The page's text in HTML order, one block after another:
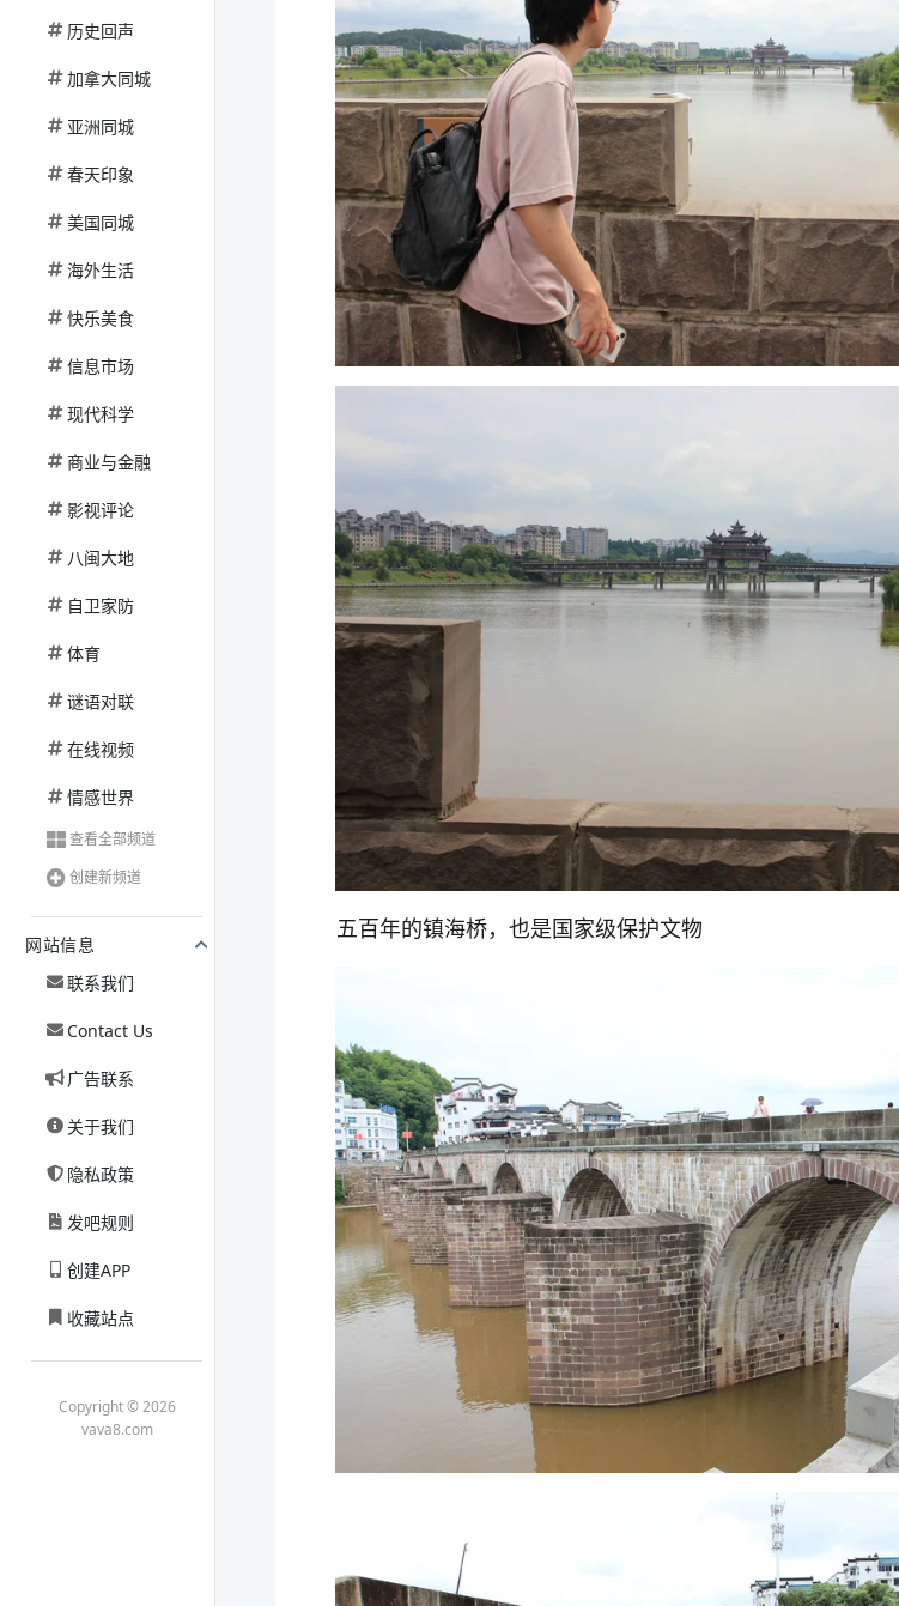
历史回声
加拿大同城
亚洲同城
春天印象
美国同城
海外生活
快乐美食
信息市场
现代科学
商业与金融
影视评论
八闽大地
自卫家防
体育
谜语对联
在线视频
情感世界
查看全部频道
创建新频道
网站信息
联系我们
Contact Us
广告联系
关于我们
隐私政策
发吧规则
创建APP
收藏站点
Copyright © 2026
vava8.com
五百年的镇海桥，也是国家级保护文物